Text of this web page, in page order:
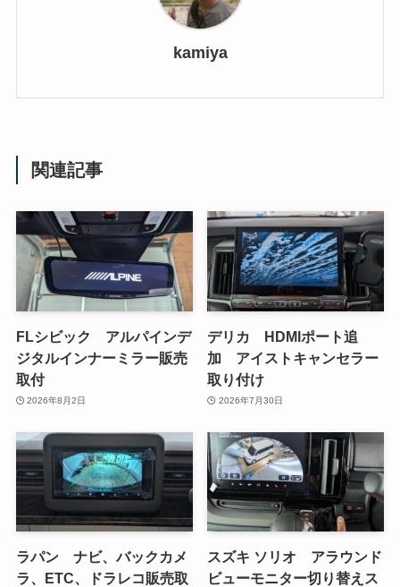
kamiya
関連記事
FLシビック アルパインデ
ジタルインナーミラー販売
取付
2026年8月2日
デリカ HDMIポート追
加 アイストキャンセラー
取り付け
2026年7月30日
ラパン ナビ、バックカメ
ラ、ETC、ドラレコ販売取
スズキ ソリオ アラウンド
ビューモニター切り替えス